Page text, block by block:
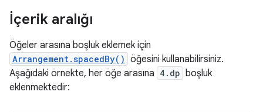
İçerik aralığı
Öğeler arasına boşluk eklemek için
Arrangement.spacedBy() öğesini kullanabilirsiniz.
Aşağıdaki örnekte, her öğe arasına 4.dp boşluk
eklenmektedir: